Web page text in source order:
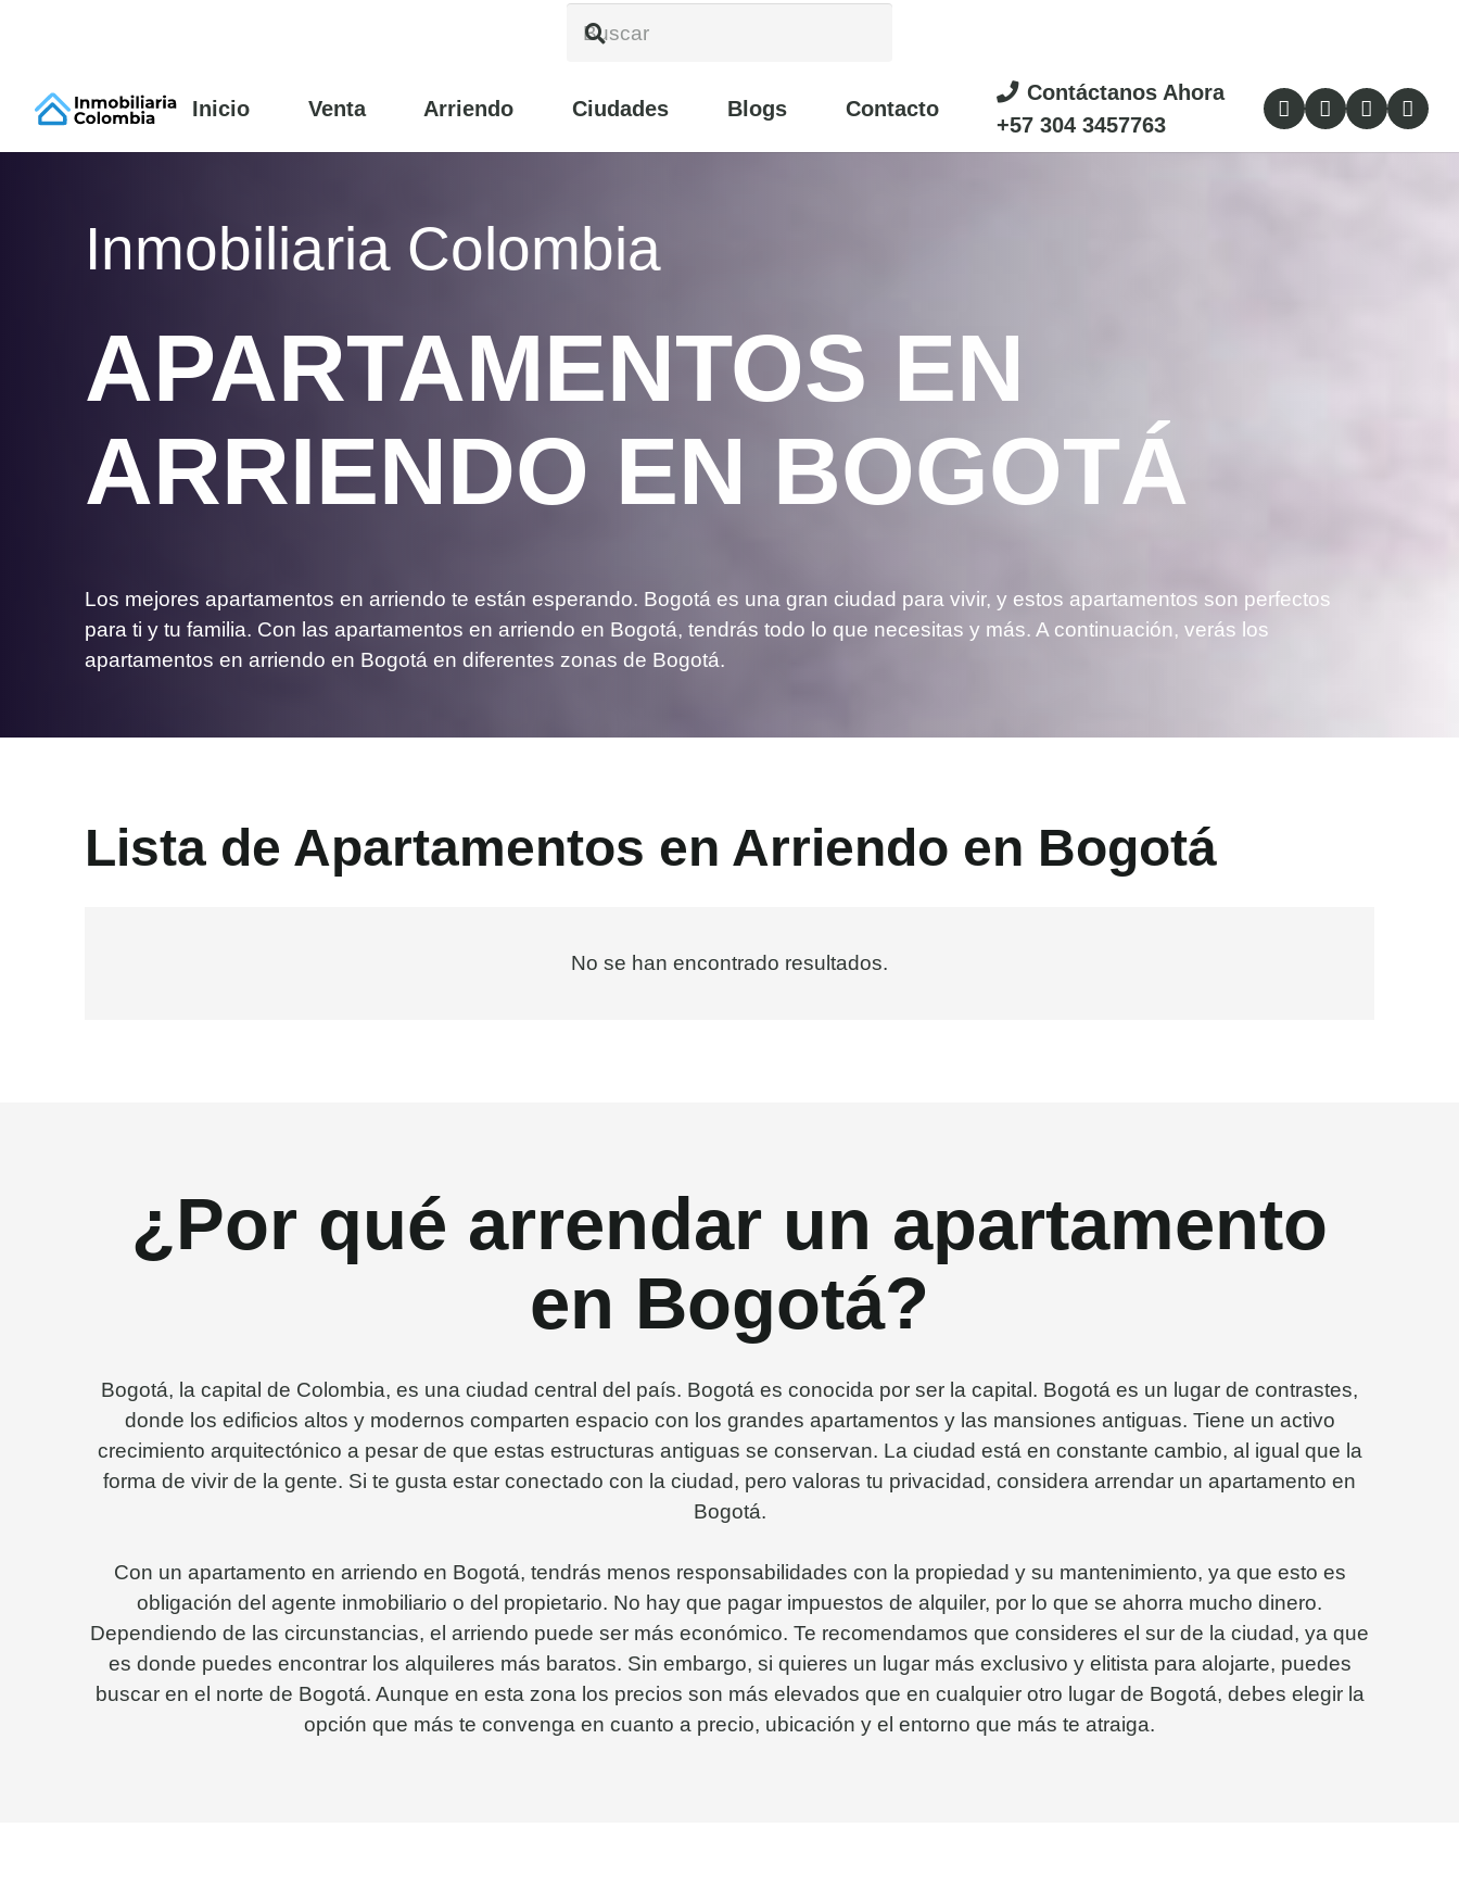
Inicio Venta Arriendo Ciudades Blogs Contacto
Contáctanos Ahora
+57 304 3457763
Inmobiliaria Colombia
APARTAMENTOS EN
ARRIENDO EN BOGOTÁ
Los mejores apartamentos en arriendo te están esperando. Bogotá es una gran ciudad para vivir, y estos apartamentos son perfectos
para ti y tu familia. Con las apartamentos en arriendo en Bogotá, tendrás todo lo que necesitas y más. A continuación, verás los
apartamentos en arriendo en Bogotá en diferentes zonas de Bogotá.
Lista de Apartamentos en Arriendo en Bogotá
No se han encontrado resultados.
¿Por qué arrendar un apartamento
en Bogotá?
Bogotá, la capital de Colombia, es una ciudad central del país. Bogotá es conocida por ser la capital. Bogotá es un lugar de contrastes,
donde los edificios altos y modernos comparten espacio con los grandes apartamentos y las mansiones antiguas. Tiene un activo
crecimiento arquitectónico a pesar de que estas estructuras antiguas se conservan. La ciudad está en constante cambio, al igual que la
forma de vivir de la gente. Si te gusta estar conectado con la ciudad, pero valoras tu privacidad, considera arrendar un apartamento en
Bogotá.
Con un apartamento en arriendo en Bogotá, tendrás menos responsabilidades con la propiedad y su mantenimiento, ya que esto es
obligación del agente inmobiliario o del propietario. No hay que pagar impuestos de alquiler, por lo que se ahorra mucho dinero.
Dependiendo de las circunstancias, el arriendo puede ser más económico. Te recomendamos que consideres el sur de la ciudad, ya que
es donde puedes encontrar los alquileres más baratos. Sin embargo, si quieres un lugar más exclusivo y elitista para alojarte, puedes
buscar en el norte de Bogotá. Aunque en esta zona los precios son más elevados que en cualquier otro lugar de Bogotá, debes elegir la
opción que más te convenga en cuanto a precio, ubicación y el entorno que más te atraiga.